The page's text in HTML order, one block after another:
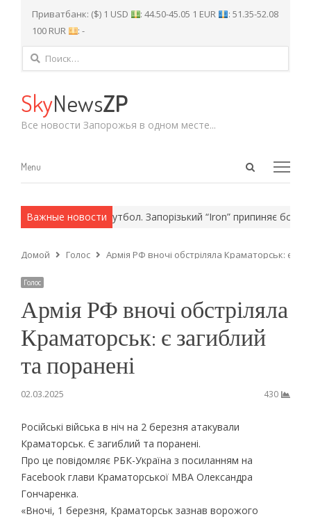
Приватбанк: ($) 1 USD : 44.50-45.05 1 EUR
: 51.35-52.08
100 RUR
: -
Найти:
SkyNewsZP
Все новости Запорожья в одном месте...
Open
Menu
Menu
Важные новости
методы. Футбол. Запорізький “Iron” припиняє
Домой Голос Армія РФ вночі обстріляла Краматорськ: є
Голос
Армія РФ вночі обстріляла
Краматорськ: є загиблий
та поранені
02.03.2025 430
Російські війська в ніч на 2 березня атакували
Краматорськ. Є загиблий та поранені.
Про це повідомляє РБК-Україна з посиланням на
Facebook глави Краматорської МВА Олександра
Гончаренка.
«Вночі, 1 березня, Краматорськ зазнав ворожого